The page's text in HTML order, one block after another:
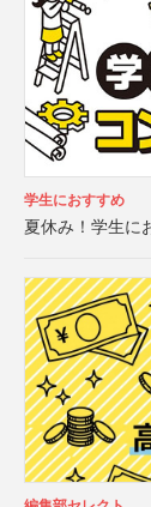
学生におすすめ
夏休み！学生に